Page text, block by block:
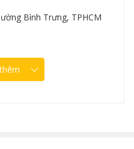
trong thời gian dài mà
Bình Trưng, TPHCM